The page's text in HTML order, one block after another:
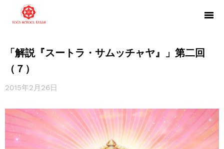
「解説『スートラ・サムッチャヤ』」第二回
（７）
2015年2月26日